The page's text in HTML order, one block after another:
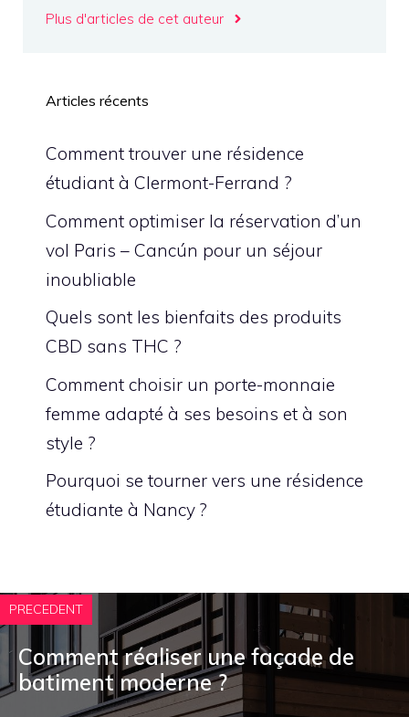
Plus d'articles de cet auteur
Articles récents
Comment trouver une résidence
étudiant à Clermont-Ferrand ?
Comment optimiser la réservation d’un
vol Paris – Cancún pour un séjour
inoubliable
Quels sont les bienfaits des produits
CBD sans THC ?
Comment choisir un porte-monnaie
femme adapté à ses besoins et à son
style ?
Pourquoi se tourner vers une résidence
étudiante à Nancy ?
PRECEDENT
Comment réaliser une façade de
batiment moderne ?